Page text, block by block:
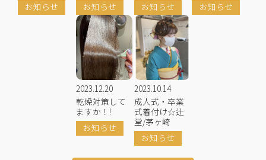
お知らせ
お知らせ
お知らせ
お知らせ
2023.12.20
乾燥対策して
ますか！!
お知らせ
2023.10.14
成人式・卒業
式着付け☆辻
堂/茅ヶ崎
お知らせ